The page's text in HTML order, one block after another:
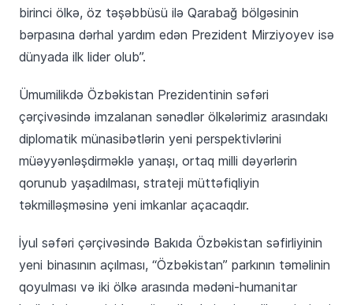
birinci ölkə, öz təşəbbüsü ilə Qarabağ bölgəsinin
bərpasına dərhal yardım edən Prezident Mirziyoyev isə
dünyada ilk lider olub”.
Ümumilikdə Özbəkistan Prezidentinin səfəri
çərçivəsində imzalanan sənədlər ölkələrimiz arasındakı
diplomatik münasibətlərin yeni perspektivlərini
müəyyənləşdirməklə yanaşı, ortaq milli dəyərlərin
qorunub yaşadılması, strateji müttəfiqliyin
təkmilləşməsinə yeni imkanlar açacaqdır.
İyul səfəri çərçivəsində Bakıda Özbəkistan səfirliyinin
yeni binasının açılması, “Özbəkistan” parkının təməlinin
qoyulması və iki ölkə arasında mədəni-humanitar